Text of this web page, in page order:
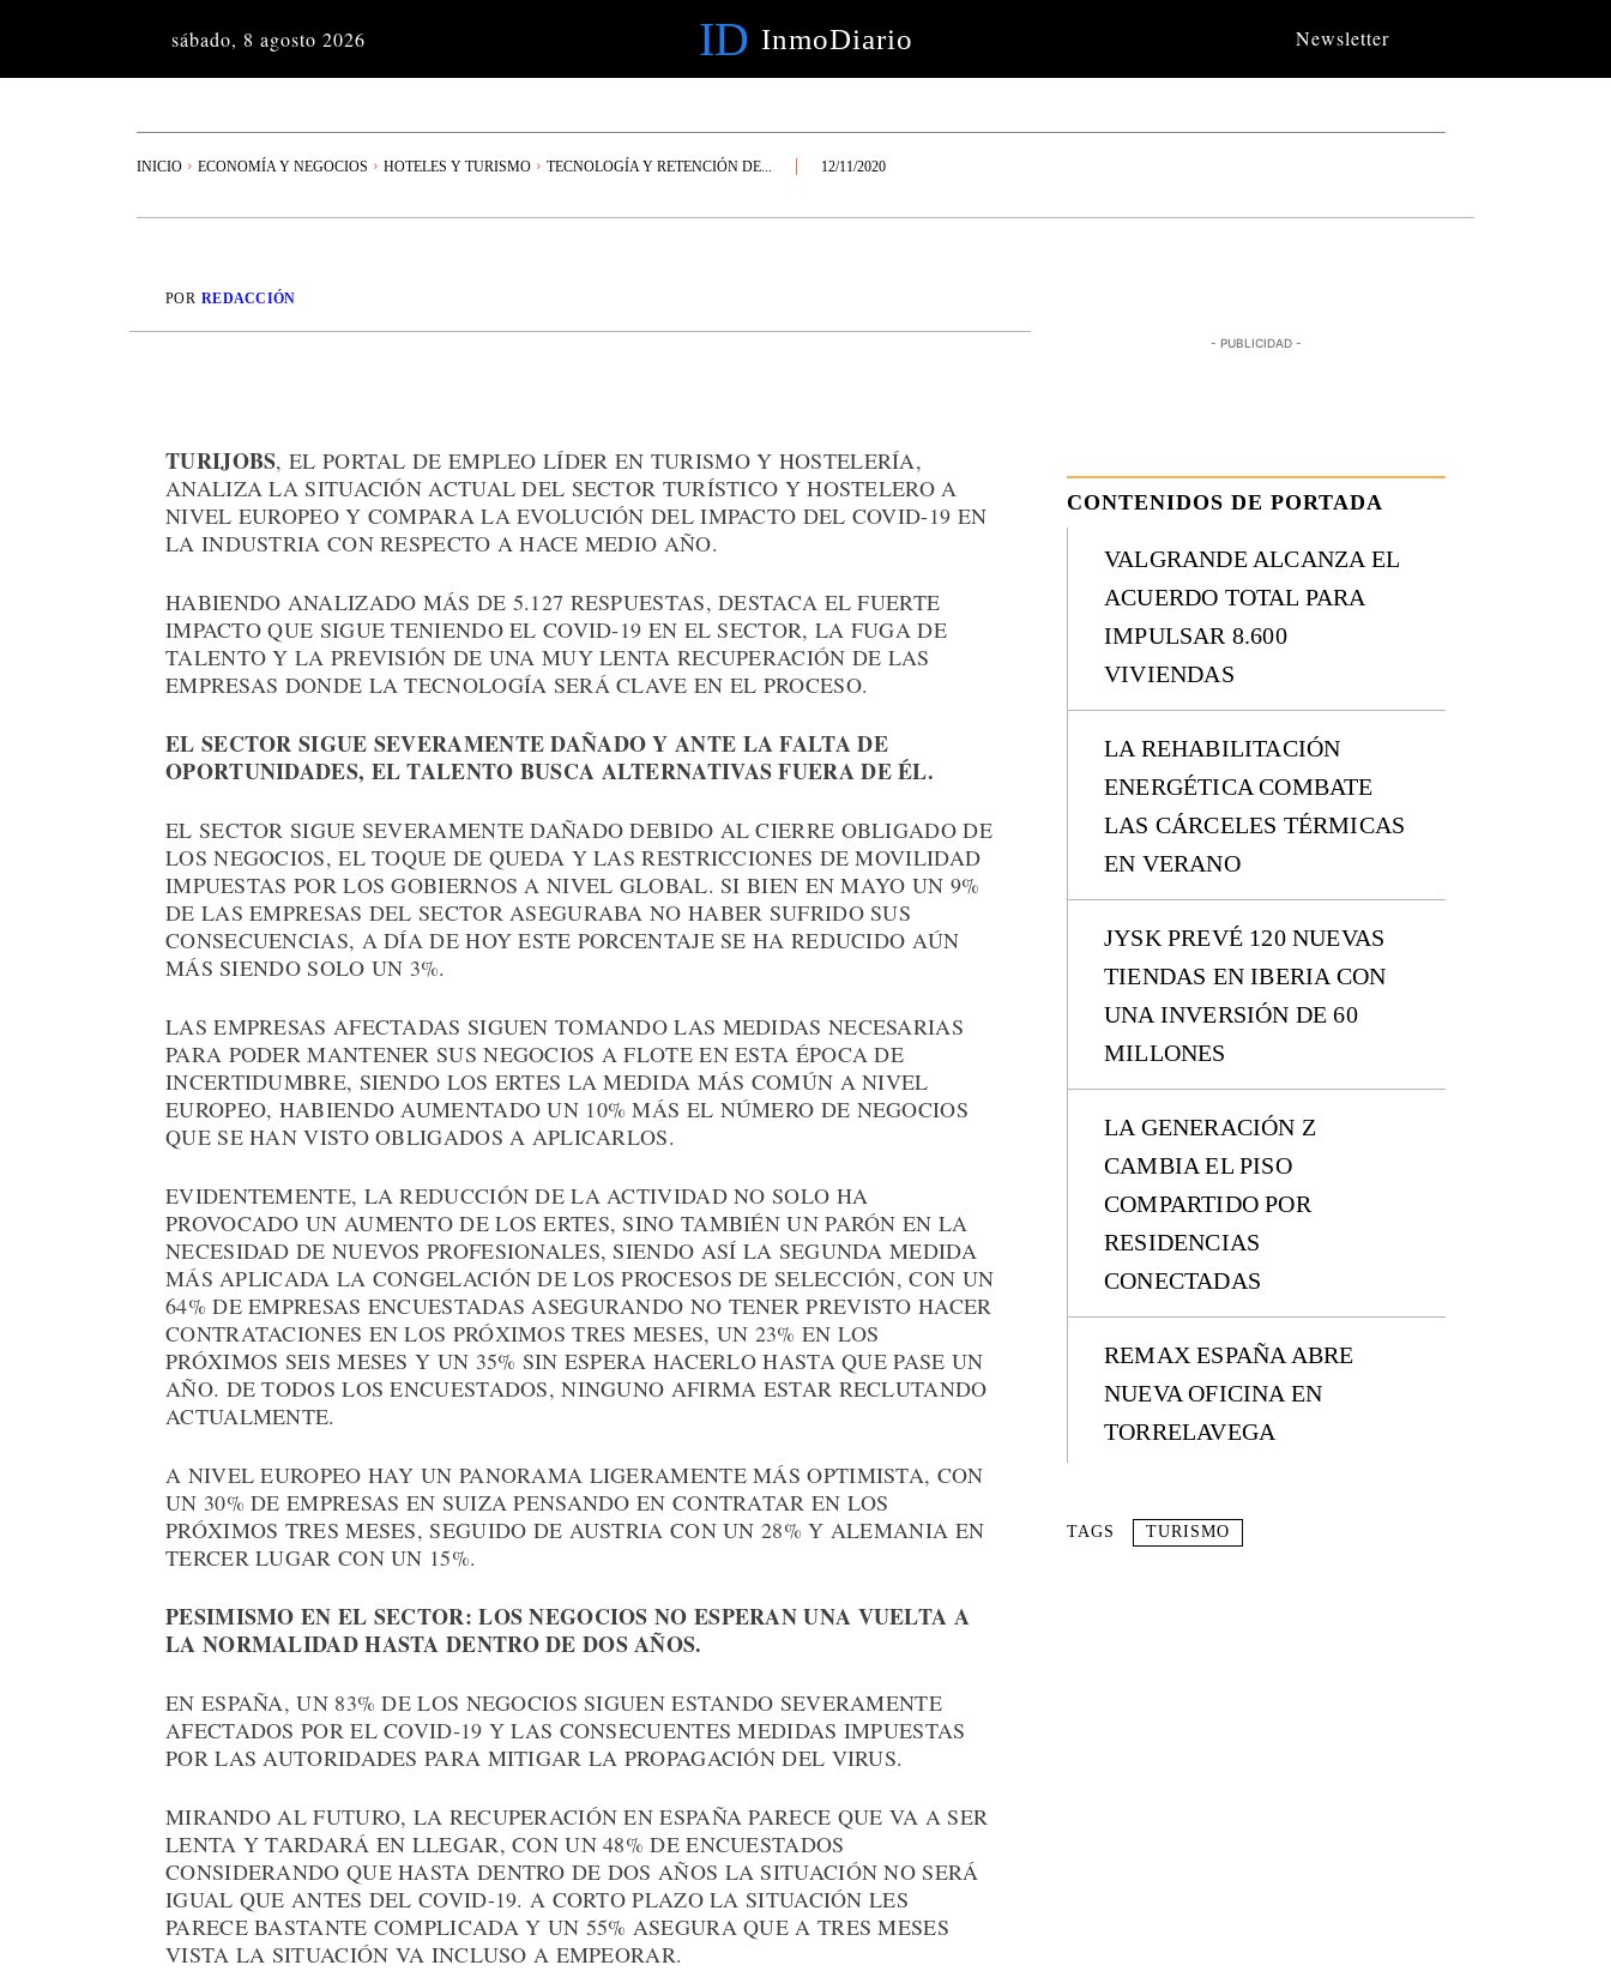
sábado, 8 agosto 2026 ID InmoDiario Newsletter
INICIO ECONOMÍA Y NEGOCIOS HOTELES Y TURISMO TECNOLOGÍA Y RETENCIÓN DE... 12/11/2020
POR REDACCIÓN
TURIJOBS, EL PORTAL DE EMPLEO LÍDER EN TURISMO Y HOSTELERÍA,
ANALIZA LA SITUACIÓN ACTUAL DEL SECTOR TURÍSTICO Y HOSTELERO A
NIVEL EUROPEO Y COMPARA LA EVOLUCIÓN DEL IMPACTO DEL COVID-19 EN
LA INDUSTRIA CON RESPECTO A HACE MEDIO AÑO.
HABIENDO ANALIZADO MÁS DE 5.127 RESPUESTAS, DESTACA EL FUERTE
IMPACTO QUE SIGUE TENIENDO EL COVID-19 EN EL SECTOR, LA FUGA DE
TALENTO Y LA PREVISIÓN DE UNA MUY LENTA RECUPERACIÓN DE LAS
EMPRESAS DONDE LA TECNOLOGÍA SERÁ CLAVE EN EL PROCESO.
EL SECTOR SIGUE SEVERAMENTE DAÑADO Y ANTE LA FALTA DE
OPORTUNIDADES, EL TALENTO BUSCA ALTERNATIVAS FUERA DE ÉL.
EL SECTOR SIGUE SEVERAMENTE DAÑADO DEBIDO AL CIERRE OBLIGADO DE
LOS NEGOCIOS, EL TOQUE DE QUEDA Y LAS RESTRICCIONES DE MOVILIDAD
IMPUESTAS POR LOS GOBIERNOS A NIVEL GLOBAL. SI BIEN EN MAYO UN 9%
DE LAS EMPRESAS DEL SECTOR ASEGURABA NO HABER SUFRIDO SUS
CONSECUENCIAS, A DÍA DE HOY ESTE PORCENTAJE SE HA REDUCIDO AÚN
MÁS SIENDO SOLO UN 3%.
LAS EMPRESAS AFECTADAS SIGUEN TOMANDO LAS MEDIDAS NECESARIAS
PARA PODER MANTENER SUS NEGOCIOS A FLOTE EN ESTA ÉPOCA DE
INCERTIDUMBRE, SIENDO LOS ERTES LA MEDIDA MÁS COMÚN A NIVEL
EUROPEO, HABIENDO AUMENTADO UN 10% MÁS EL NÚMERO DE NEGOCIOS
QUE SE HAN VISTO OBLIGADOS A APLICARLOS.
EVIDENTEMENTE, LA REDUCCIÓN DE LA ACTIVIDAD NO SOLO HA
PROVOCADO UN AUMENTO DE LOS ERTES, SINO TAMBIÉN UN PARÓN EN LA
NECESIDAD DE NUEVOS PROFESIONALES, SIENDO ASÍ LA SEGUNDA MEDIDA
MÁS APLICADA LA CONGELACIÓN DE LOS PROCESOS DE SELECCIÓN, CON UN
64% DE EMPRESAS ENCUESTADAS ASEGURANDO NO TENER PREVISTO HACER
CONTRATACIONES EN LOS PRÓXIMOS TRES MESES, UN 23% EN LOS
PRÓXIMOS SEIS MESES Y UN 35% SIN ESPERA HACERLO HASTA QUE PASE UN
AÑO. DE TODOS LOS ENCUESTADOS, NINGUNO AFIRMA ESTAR RECLUTANDO
ACTUALMENTE.
A NIVEL EUROPEO HAY UN PANORAMA LIGERAMENTE MÁS OPTIMISTA, CON
UN 30% DE EMPRESAS EN SUIZA PENSANDO EN CONTRATAR EN LOS
PRÓXIMOS TRES MESES, SEGUIDO DE AUSTRIA CON UN 28% Y ALEMANIA EN
TERCER LUGAR CON UN 15%.
PESIMISMO EN EL SECTOR: LOS NEGOCIOS NO ESPERAN UNA VUELTA A
LA NORMALIDAD HASTA DENTRO DE DOS AÑOS.
EN ESPAÑA, UN 83% DE LOS NEGOCIOS SIGUEN ESTANDO SEVERAMENTE
AFECTADOS POR EL COVID-19 Y LAS CONSECUENTES MEDIDAS IMPUESTAS
POR LAS AUTORIDADES PARA MITIGAR LA PROPAGACIÓN DEL VIRUS.
MIRANDO AL FUTURO, LA RECUPERACIÓN EN ESPAÑA PARECE QUE VA A SER
LENTA Y TARDARÁ EN LLEGAR, CON UN 48% DE ENCUESTADOS
CONSIDERANDO QUE HASTA DENTRO DE DOS AÑOS LA SITUACIÓN NO SERÁ
IGUAL QUE ANTES DEL COVID-19. A CORTO PLAZO LA SITUACIÓN LES
PARECE BASTANTE COMPLICADA Y UN 55% ASEGURA QUE A TRES MESES
VISTA LA SITUACIÓN VA INCLUSO A EMPEORAR.
- PUBLICIDAD -
CONTENIDOS DE PORTADA
VALGRANDE ALCANZA EL
ACUERDO TOTAL PARA
IMPULSAR 8.600
VIVIENDAS
LA REHABILITACIÓN
ENERGÉTICA COMBATE
LAS CÁRCELES TÉRMICAS
EN VERANO
JYSK PREVÉ 120 NUEVAS
TIENDAS EN IBERIA CON
UNA INVERSIÓN DE 60
MILLONES
LA GENERACIÓN Z
CAMBIA EL PISO
COMPARTIDO POR
RESIDENCIAS
CONECTADAS
REMAX ESPAÑA ABRE
NUEVA OFICINA EN
TORRELAVEGA
TAGS TURISMO